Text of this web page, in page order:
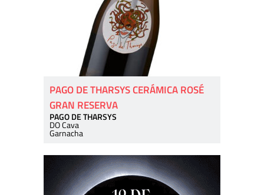
PAGO DE THARSYS CERÁMICA ROSÉ
GRAN RESERVA
PAGO DE THARSYS
DO Cava
Garnacha